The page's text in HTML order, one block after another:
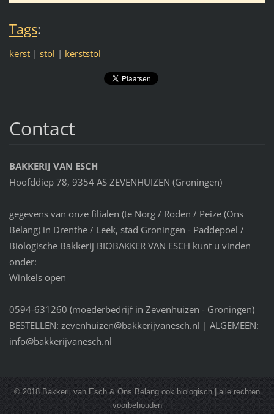
Tags:
kerst | stol | kerststol
Contact
BAKKERIJ VAN ESCH
Hoofddiep 78, 9354 AS ZEVENHUIZEN (Groningen)
gegevens van onze filialen (te Norg / Roden / Peize (Ons
Belang) in Drenthe / Leek, stad Groningen - Paddepoel /
Biologische Bakkerij BIOBAKKER VAN ESCH kunt u vinden
onder:
Winkels open
0594-631260 (moederbedrijf in Zevenhuizen - Groningen)
BESTELLEN: zevenhuizen@bakkerijvanesch.nl | ALGEMEEN:
info@bakkerijvanesch.nl
© 2018 Bakkerij van Esch & Ons Belang ook biologisch | alle rechten
voorbehouden